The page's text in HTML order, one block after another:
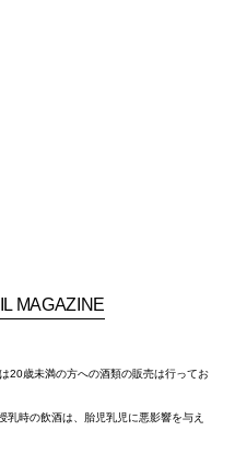
MAGAZINE
20歳未満の方への酒類の販売は行ってお
時の飲酒は、胎児乳児に悪影響を与え